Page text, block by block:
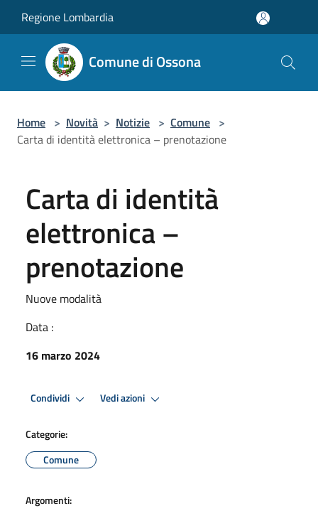
Regione Lombardia
Comune di Ossona
Home > Novità > Notizie > Comune >
Carta di identità elettronica – prenotazione
Carta di identità
elettronica –
prenotazione
Nuove modalità
Data :
16 marzo 2024
Condividi Vedi azioni
Categorie:
Comune
Argomenti: